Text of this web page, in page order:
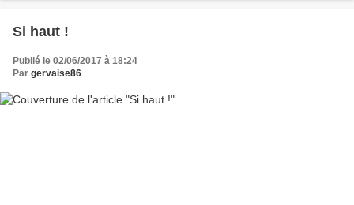
Si haut !
Publié le 02/06/2017 à 18:24
Par gervaise86